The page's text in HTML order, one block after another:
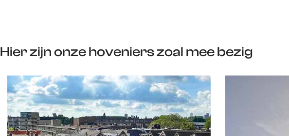
Hier zijn onze hoveniers zoal mee bezig